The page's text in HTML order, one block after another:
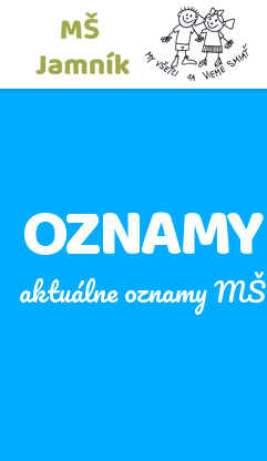
OZNAMY
aktuálne oznamy MŠ